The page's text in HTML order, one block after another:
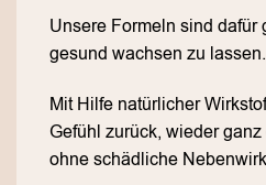
Unsere Formeln sind dafür
gesund wachsen zu lassen.
Mit Hilfe natürlicher
Gefühl zurück, wieder
ohne schädliche